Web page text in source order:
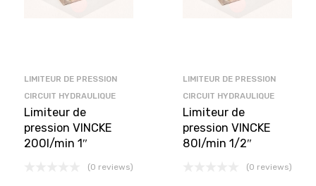
LIMITEUR DE PRESSION
CIRCUIT HYDRAULIQUE
Limiteur de
pression VINCKE
200l/min 1″
(0 reviews)
LIMITEUR DE PRESSION
CIRCUIT HYDRAULIQUE
Limiteur de
pression VINCKE
80l/min 1/2″
(0 reviews)